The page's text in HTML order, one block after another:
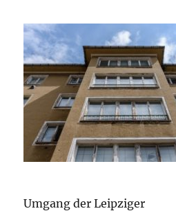
Umgang der Leipziger